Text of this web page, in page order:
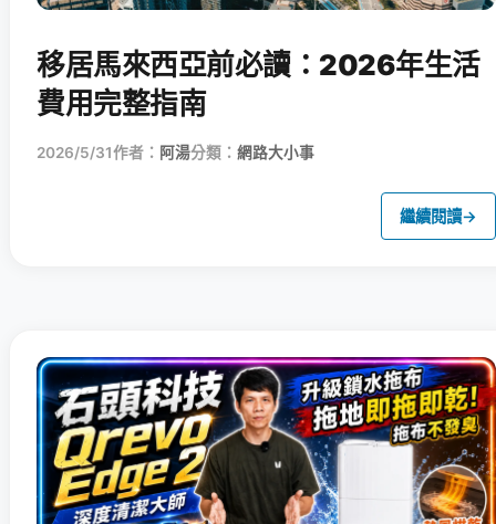
移居馬來西亞前必讀：2026年生活
費用完整指南
2026/5/31作者： 阿湯分類： 網路大小事
繼續閱讀→